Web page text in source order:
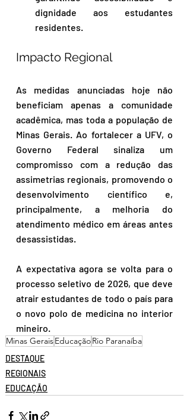
dignidade aos estudantes
residentes.
Impacto Regional
As medidas anunciadas hoje não
beneficiam apenas a comunidade
acadêmica, mas toda a população de
Minas Gerais. Ao fortalecer a UFV, o
Governo Federal sinaliza um
compromisso com a redução das
assimetrias regionais, promovendo o
desenvolvimento científico e,
principalmente, a melhoria do
atendimento médico em áreas antes
desassistidas.
A expectativa agora se volta para o
processo seletivo de 2026, que deve
atrair estudantes de todo o país para
o novo polo de medicina no interior
mineiro.
Minas GeraisEducaçãoRio Paranaíba
DESTAQUE
REGIONAIS
EDUCAÇÃO